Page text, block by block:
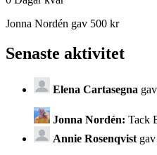
Jonna Nordén gav 500 kr
Senaste aktivitet
Elena Cartasegna gav
Jonna Nordén: Tack
Annie Rosenqvist gav